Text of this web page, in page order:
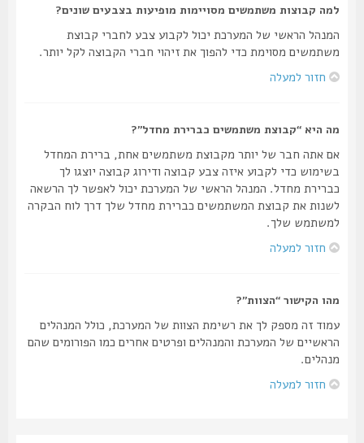
למה קבוצות משתמשים מסויימות מופיעות בצבעים שונים?
המנהל הראשי של המערכת יכול לקבוע צבע לחברי קבוצת
משתמשים מסוימת כדי להפוך את זיהוי חברי הקבוצה לקל יותר.
חזור למעלה
מה היא “קבוצת משתמשים כברירת מחדל”?
אם אתה חבר של יותר מקבוצת משתמשים אחת, ברירת המחדל
בשימוש כדי לקבוע איזה צבע קבוצה ודירוג קבוצה יוצגו לך
כברירת מחדל. המנהל הראשי של המערכת יכול לאפשר לך הרשאה
לשנות את קבוצת המשתמשים כברירת מחדל שלך דרך לוח הבקרה
למשתמש שלך.
חזור למעלה
מהו הקישור “הצוות”?
עמוד זה מספק לך את רשימת הצוות של המערכת, כולל המנהלים
הראשיים של המערכת והמנהלים ופרטים אחרים כמו הפורומים שהם
מנהלים.
חזור למעלה